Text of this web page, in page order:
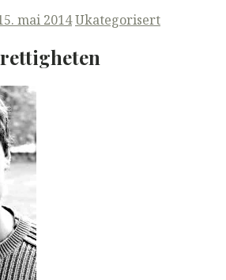
mai 2014Ukategorisert